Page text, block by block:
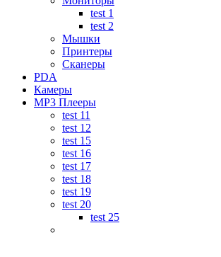
test 1
test 2
Мышки
Принтеры
Сканеры
PDA
Камеры
MP3 Плееры
test 11
test 12
test 15
test 16
test 17
test 18
test 19
test 20
test 25